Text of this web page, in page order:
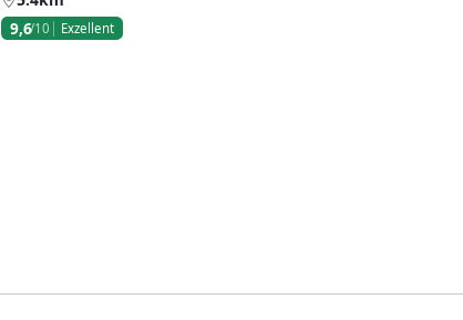
9,6/10 Exzellent